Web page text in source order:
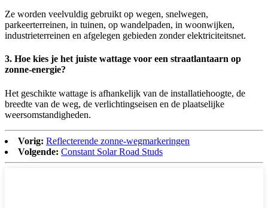
Ze worden veelvuldig gebruikt op wegen, snelwegen,
parkeerterreinen, in tuinen, op wandelpaden, in woonwijken,
industrieterreinen en afgelegen gebieden zonder elektriciteitsnet.
3. Hoe kies je het juiste wattage voor een straatlantaarn op
zonne-energie?
Het geschikte wattage is afhankelijk van de installatiehoogte, de
breedte van de weg, de verlichtingseisen en de plaatselijke
weersomstandigheden.
Vorig: Reflecterende zonne-wegmarkeringen
Volgende: Constant Solar Road Studs